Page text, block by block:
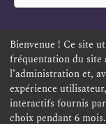
ESPACE
ACCESSIBILITÉ
Bienvenue ! Ce site
fréquentation du site
l’administration et,
expérience
interactifs fournis
choix pendant 6